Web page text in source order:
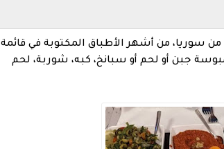
من سوريا، من أشهر الأطباق المكتوبة في قائمة
جبن أو لحم أو سبانخ، كبه، شوربة، لحم